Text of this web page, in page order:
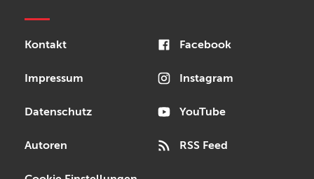
Kontakt
Impressum
Datenschutz
Autoren
Facebook
Instagram
YouTube
RSS Feed